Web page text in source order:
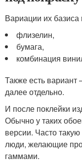
Вариации их
флизелин,
бумага,
комбинация
Также есть вариант
далее отдельно.
И после поклейки
Обычно у таких
версии. Часто
люди, желающие
гаммами.